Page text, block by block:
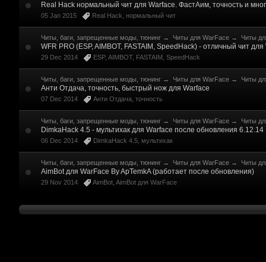
Real Hack нормальный чит для Warface. ФастАим, точность и
05 Jan 2015 Real Hack нормальный чит
Читы, баги, запрещенные моды, тюнинг → Читы для WarFace → Читы
WFR PRO (ESP, AIMBOT, FASTAIM, SpeedHack) - отличный чит для
29 Dec 2014 ESP, AIMBOT, FASTAIM SpeedHack
Читы, баги, запрещенные моды, тюнинг → Читы для WarFace → Читы
Анти Отдача, точность, быстрый нож для Warface
07 Dec 2014 Анти Отдача точность
Читы, баги, запрещенные моды, тюнинг → Читы для WarFace → Читы
DimkaHack 4.5 - мультихак для Warface после обновления 6.12.14
06 Dec 2014 DimkaHack 4.5 мультихак
Читы, баги, запрещенные моды, тюнинг → Читы для WarFace → Читы
AimBot для WarFace By ApTemkA (работает после обновления)
29 Nov 2014 AimBot AimBot для WarFace